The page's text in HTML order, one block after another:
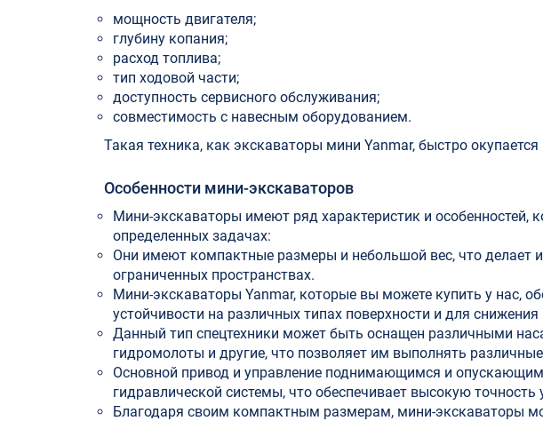
мощность двигателя;
глубину копания;
расход топлива;
тип ходовой части;
доступность сервисного обслуживания;
совместимость с навесным оборудованием.
Такая техника, как экскаваторы мини Yanmar, быстро
Особенности мини-экскаваторов
Мини-экскаваторы имеют ряд характеристик и
определенных задачах:
Они имеют компактные размеры и небольшой вес, что
ограниченных пространствах.
Мини-экскаваторы Yanmar, которые вы можете купить у нас,
устойчивости на различных типах поверхности и для снижения
Данный тип спецтехники может быть оснащен различными
гидромолоты и другие, что позволяет им выполнять
Основной привод и управление поднимающимся и
гидравлической системы, что обеспечивает высокую точность
Благодаря своим компактным размерам, мини-экскаваторы